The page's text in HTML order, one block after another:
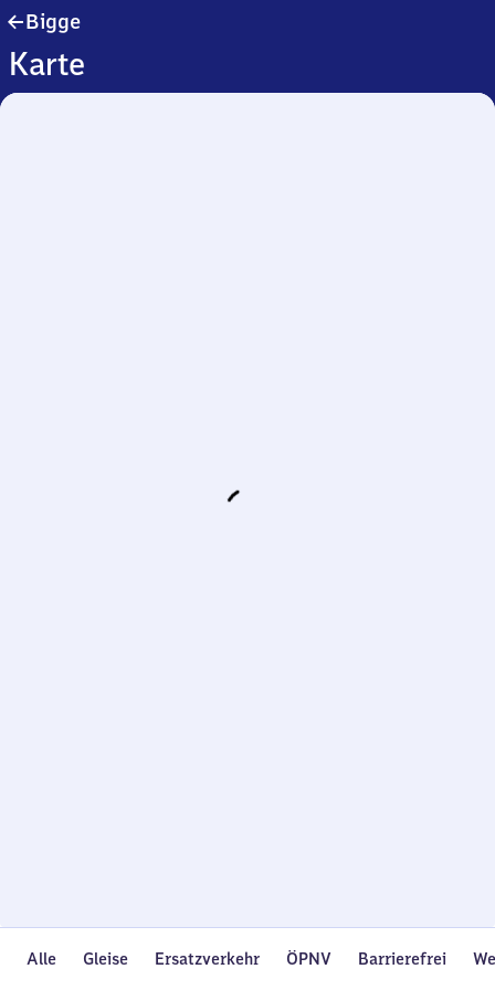
Bigge
Karte
Alle Gleise Ersatzverkehr ÖPNV Barrierefrei